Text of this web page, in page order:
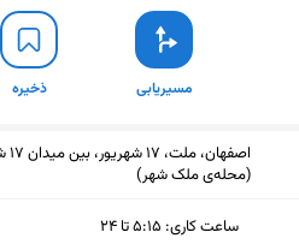
مسیریابی ذخیره
(محله‌ی ملک شهر)
ساعت کاری: ۵:۱۵ تا ۲۴